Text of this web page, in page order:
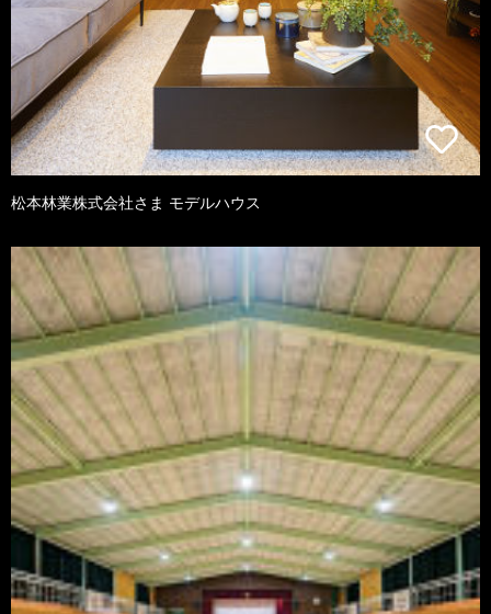
松本林業株式会社さま モデルハウス